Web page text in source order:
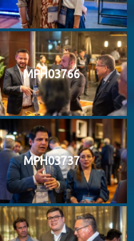
MPH03766
MPH03737